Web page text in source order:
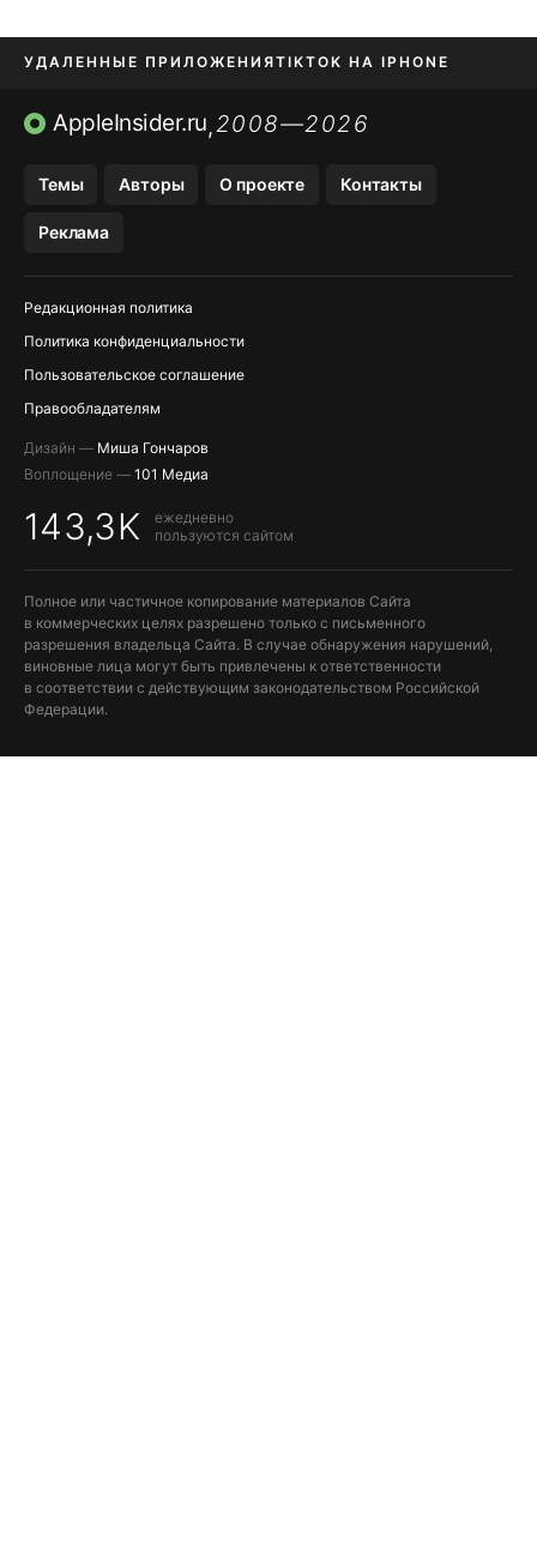
УДАЛЕННЫЕ ПРИЛОЖЕНИЯTIKTOK НА IPHONE
ПРИЛОЖЕНИЯ БЕЗ APP STORE
AppleInsider.ru,2008—2026
Темы Авторы О проекте Контакты
Реклама
Редакционная политика
Политика конфиденциальности
Пользовательское соглашение
Правообладателям
Дизайн — Миша Гончаров
Воплощение — 101 Медиа
143,3K
ежедневно
пользуются сайтом
Полное или частичное копирование материалов Сайта
в коммерческих целях разрешено только с письменного
разрешения владельца Сайта. В случае обнаружения нарушений,
виновные лица могут быть привлечены к ответственности
в соответствии с действующим законодательством Российской
Федерации.